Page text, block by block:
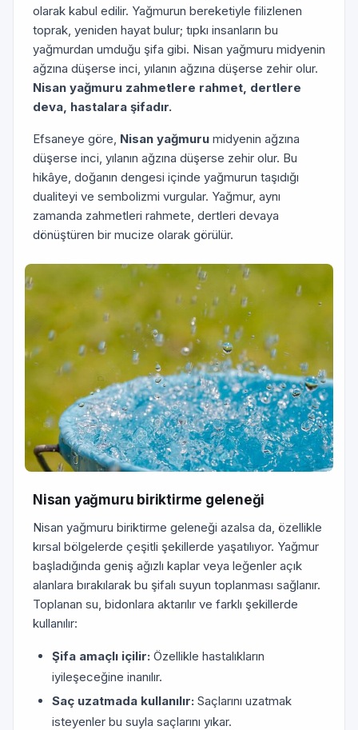
olarak kabul edilir. Yağmurun bereketiyle filizlenen
toprak, yeniden hayat bulur; tıpkı insanların bu
yağmurdan umduğu şifa gibi. Nisan yağmuru midyenin
ağzına düşerse inci, yılanın ağzına düşerse zehir olur.
Nisan yağmuru zahmetlere rahmet, dertlere
deva, hastalara şifadır.
Efsaneye göre, Nisan yağmuru midyenin ağzına
düşerse inci, yılanın ağzına düşerse zehir olur. Bu
hikâye, doğanın dengesi içinde yağmurun taşıdığı
dualiteyi ve sembolizmi vurgular. Yağmur, aynı
zamanda zahmetleri rahmete, dertleri devaya
dönüştüren bir mucize olarak görülür.
Nisan yağmuru biriktirme geleneği
Nisan yağmuru biriktirme geleneği azalsa da, özellikle
kırsal bölgelerde çeşitli şekillerde yaşatılıyor. Yağmur
başladığında geniş ağızlı kaplar veya leğenler açık
alanlara bırakılarak bu şifalı suyun toplanması sağlanır.
Toplanan su, bidonlara aktarılır ve farklı şekillerde
kullanılır:
Şifa amaçlı içilir: Özellikle hastalıkların
iyileşeceğine inanılır.
Saç uzatmada kullanılır: Saçlarını uzatmak
isteyenler bu suyla saçlarını yıkar.